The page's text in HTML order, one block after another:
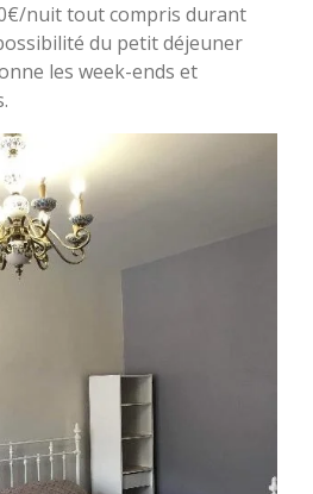
nuit tout compris durant
du petit déjeuner
les week-ends et